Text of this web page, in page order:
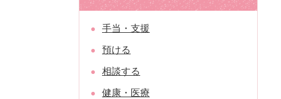
手当・支援
預ける
相談する
健康・医療